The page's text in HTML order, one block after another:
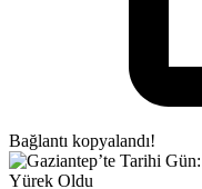
Bağlantı kopyalandı!